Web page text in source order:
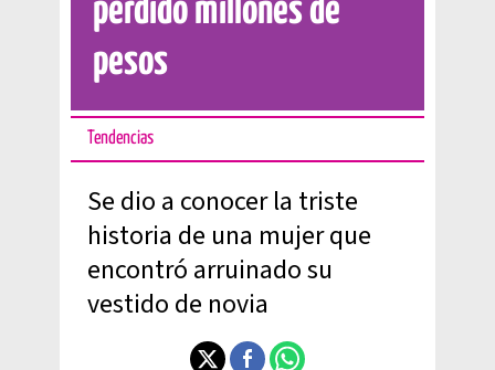
perdido millones de
pesos
Tendencias
Se dio a conocer la triste
historia de una mujer que
encontró arruinado su
vestido de novia